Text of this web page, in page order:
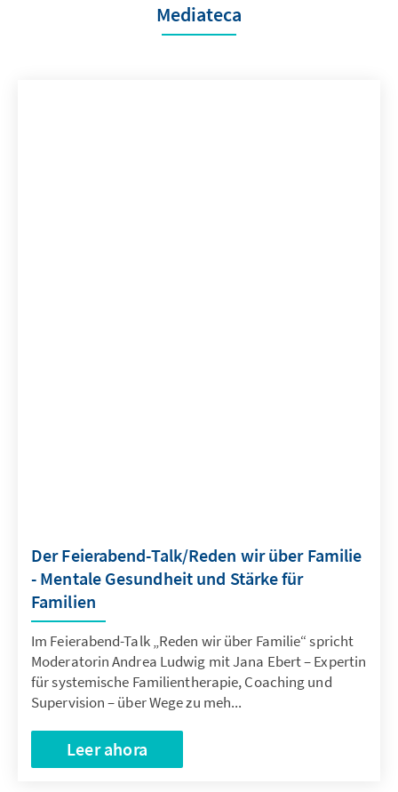
Mediateca
Der Feierabend-Talk/Reden wir über Familie
- Mentale Gesundheit und Stärke für
Familien
Im Feierabend-Talk „Reden wir über Familie“ spricht
Moderatorin Andrea Ludwig mit Jana Ebert – Expertin
für systemische Familientherapie, Coaching und
Supervision – über Wege zu meh...
Leer ahora